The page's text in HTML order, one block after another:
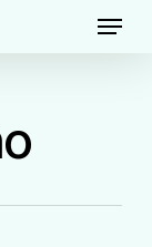
Menu